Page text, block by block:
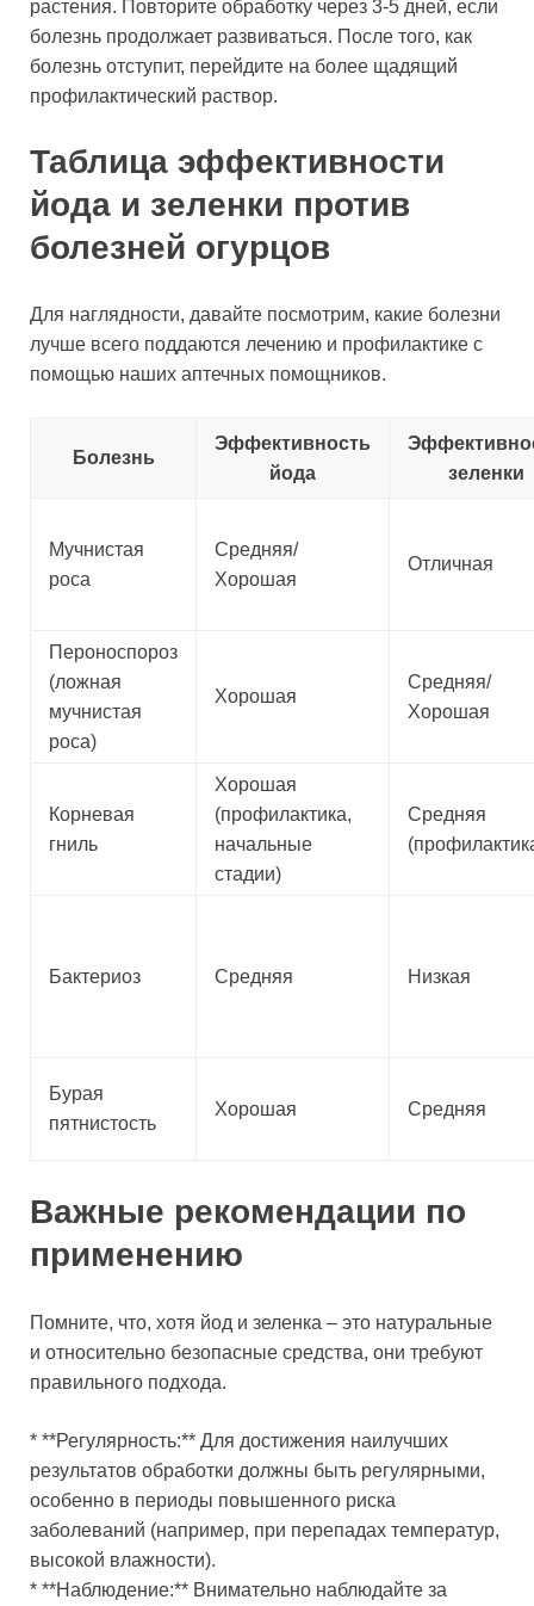
растения. Повторите обработку через 3-5 дней, если
болезнь продолжает развиваться. После того, как
болезнь отступит, перейдите на более щадящий
профилактический раствор.
Таблица эффективности
йода и зеленки против
болезней огурцов
Для наглядности, давайте посмотрим, какие болезни
лучше всего поддаются лечению и профилактике с
помощью наших аптечных помощников.
Болезнь
Эффективность
йода
зеленки
Мучнистая
роса
Средняя/
Хорошая
Отличная
Пероноспороз
(ложная
мучнистая
роса)
Хорошая
Средняя/
Хорошая
Корневая
гниль
Хорошая
(профилактика,
начальные
стадии)
Средняя
Бактериоз Средняя Низкая
Бурая
пятнистость
Хорошая Средняя
Важные рекомендации по
применению
Помните, что, хотя йод и зеленка – это натуральные
и относительно безопасные средства, они требуют
правильного подхода.
* **Регулярность:** Для достижения наилучших
результатов обработки должны быть регулярными,
особенно в периоды повышенного риска
заболеваний (например, при перепадах температур,
высокой влажности).
* **Наблюдение:** Внимательно наблюдайте за